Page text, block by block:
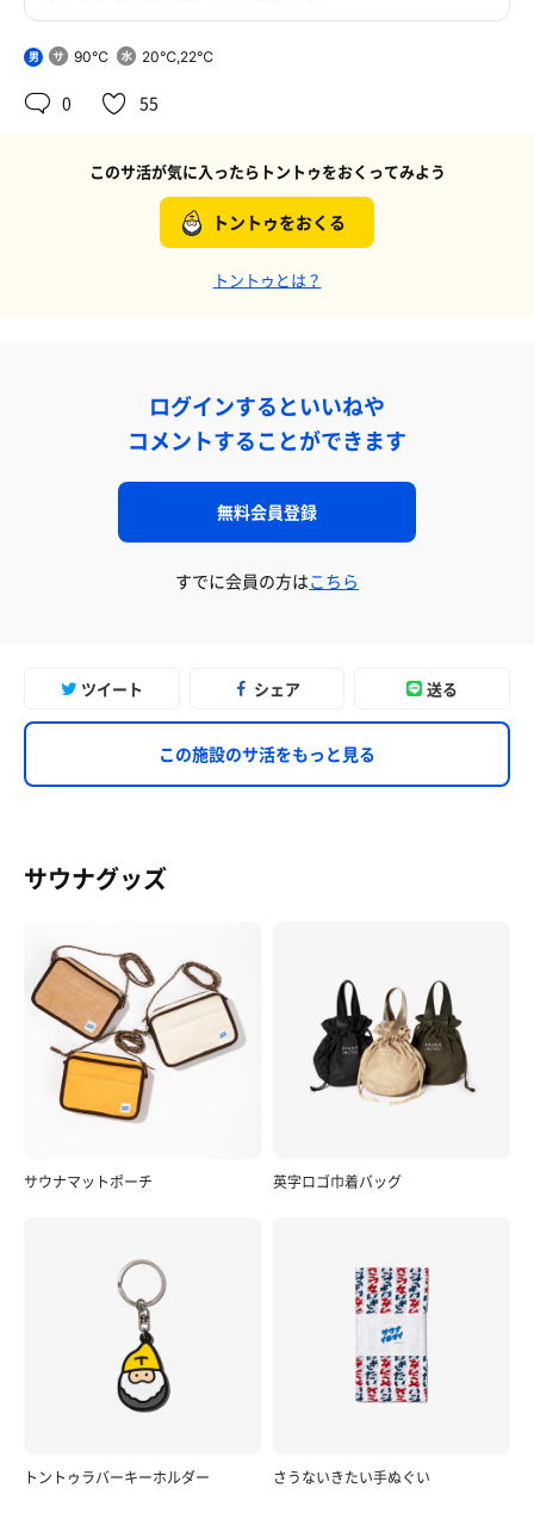
男 90℃ 20℃,22℃
0 55
このサ活が気に入ったらトントゥをおくってみよう
トントゥをおくる
トントゥとは？
ログインするといいねや
コメントすることができます
無料会員登録
すでに会員の方はこちら
ツイート シェア 送る
この施設のサ活をもっと見る
サウナグッズ
サウナマットポーチ 英字ロゴ巾着バッグ
トントゥラバーキーホルダー さうないきたい手ぬぐい